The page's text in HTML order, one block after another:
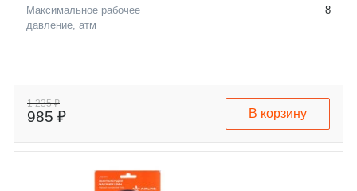
Максимальное рабочее
давление, атм
8
1 235 ₽
985 ₽ В корзину